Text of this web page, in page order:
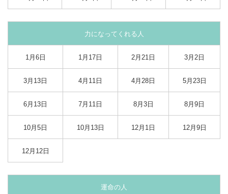
力になってくれる人
1月6日 1月17日 2月21日 3月2日
3月13日 4月11日 4月28日 5月23日
6月13日 7月11日 8月3日 8月9日
10月5日 10月13日 12月1日 12月9日
12月12日
運命の人